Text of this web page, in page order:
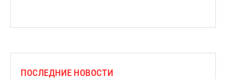
ПОСЛЕДНИЕ НОВОСТИ